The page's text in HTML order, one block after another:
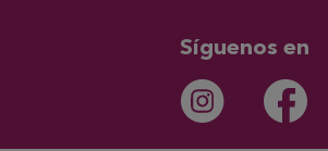
Síguenos en